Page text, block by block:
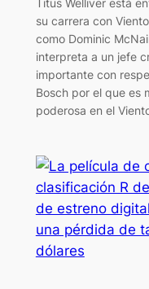
Titus Welliver está
su carrera con
como Dominic
interpreta a un jefe
importante con
Bosch por el que es
poderosa en el